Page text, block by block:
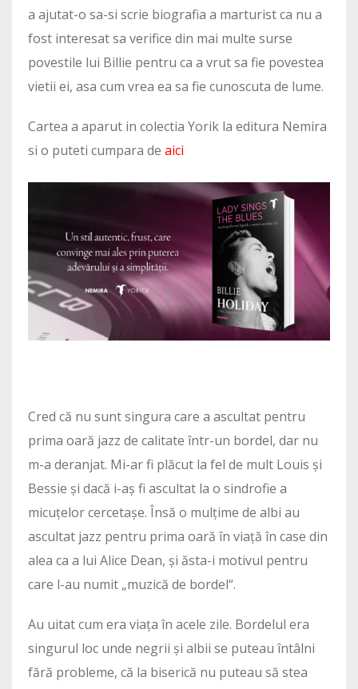
a ajutat-o sa-si scrie biografia a marturist ca nu a
fost interesat sa verifice din mai multe surse
povestile lui Billie pentru ca a vrut sa fie povestea
vietii ei, asa cum vrea ea sa fie cunoscuta de lume.
Cartea a aparut in colectia Yorik la editura Nemira
si o puteti cumpara de aici
Cred că nu sunt singura care a ascultat pentru
prima oară jazz de calitate într-un bordel, dar nu
m-a deranjat. Mi-ar fi plăcut la fel de mult Louis și
Bessie și dacă i-aș fi ascultat la o sindrofie a
micuțelor cercetașe. Însă o mulțime de albi au
ascultat jazz pentru prima oară în viață în case din
alea ca a lui Alice Dean, și ăsta-i motivul pentru
care l-au numit „muzică de bordel“.
Au uitat cum era viața în acele zile. Bordelul era
singurul loc unde negrii și albii se puteau întâlni
fără probleme, că la biserică nu puteau să stea